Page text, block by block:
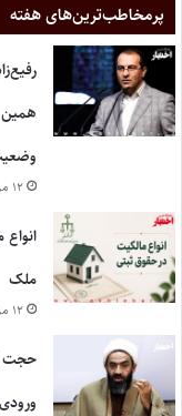
پر‌مخاطب‌ترین‌های هفته
همین
۱۲ مرداد ۱۴۰۵
ملک
۱۲ مرداد ۱۴۰۵
حجت